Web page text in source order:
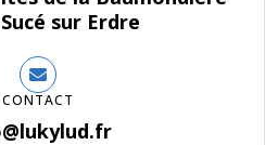
sur Erdre
CONTACT